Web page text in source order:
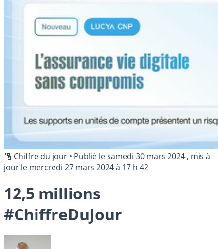
🔢 Chiffre du jour • Publié lesamedi 30 mars 2024 , mis à
jour le mercredi 27 mars 2024 à 17 h 42
12,5 millions
#ChiffreDuJour